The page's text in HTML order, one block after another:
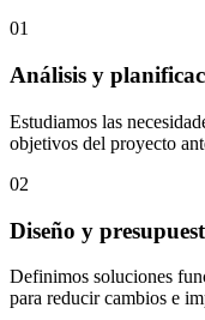
01
Análisis y
Estudiamos las
objetivos del proyecto
02
Diseño y
Definimos soluciones
para reducir cambios e